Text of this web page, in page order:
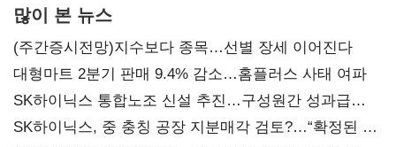
많이 본 뉴스
(주간증시전망)지수보다 종목…선별 장세 이어진다
대형마트 2분기 판매 9.4% 감소…홈플러스 사태 여파
SK하이닉스 통합노조 신설 추진…구성원간 성과급
불만 확산
SK하이닉스, 중 충칭 공장 지분매각 검토?…“확정된 바